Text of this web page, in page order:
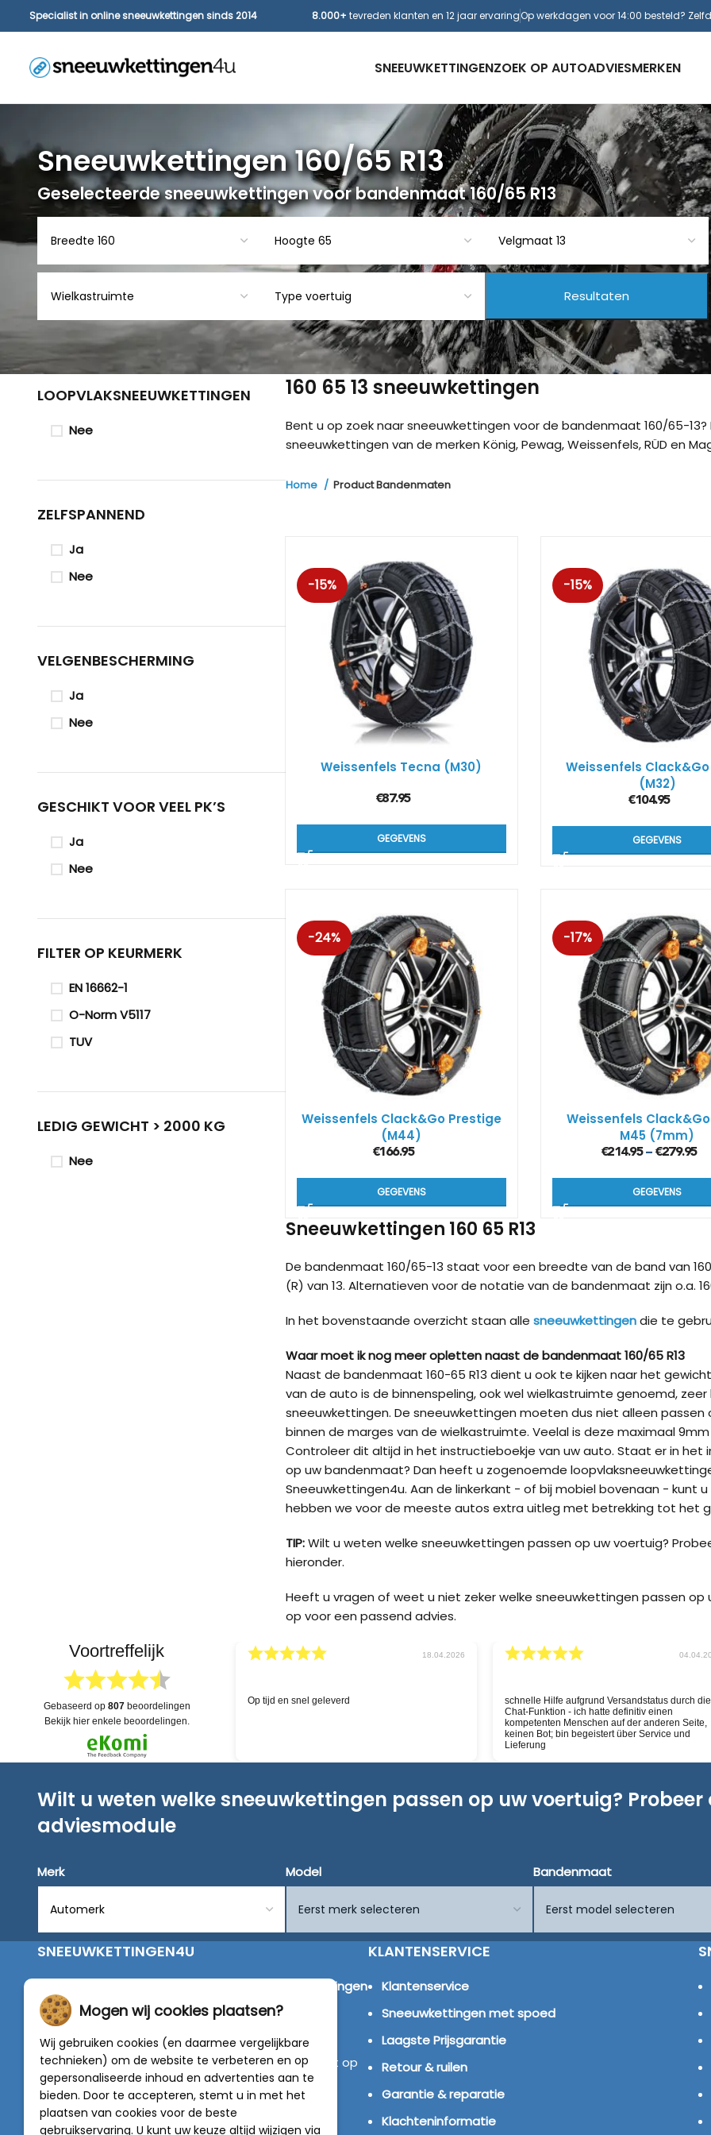
Specialist in online sneeuwkettingen sinds 2014 8.000+ tevreden klanten en 12 jaar ervaringOp werkdagen voor 14:00 besteld?
SNEEUWKETTINGENZOEK OP AUTOADVIESMERKEN
Sneeuwkettingen 160/65 R13
Geselecteerde sneeuwkettingen voor bandenmaat 160/65 R13
160 65 13 sneeuwkettingen
Bent u op zoek naar sneeuwkettingen voor de bandenmaat 160/65-
sneeuwkettingen van de merken König, Pewag, Weissenfels, RÜD en
Home Product Bandenmaten
-15%
Weissenfels Tecna (M30)
€87.95
GEGEVENS
-15%
Weissenfels
(M32)
€104.95
GEGEVENS
-24%
Weissenfels Clack&Go Prestige
(M44)
€166.95
GEGEVENS
-17%
Weissenfels
M45 (7mm)
€214.95–€279.95
GEGEVENS
Sneeuwkettingen 160 65 R13
De bandenmaat 160/65-13 staat voor een breedte van de band van
(R) van 13. Alternatieven voor de notatie van de bandenmaat zijn o.a. 160/
In het bovenstaande overzicht staan alle sneeuwkettingendie te
Waar moet ik nog meer opletten naast de bandenmaat 160/65 R13
Naast de bandenmaat 160-65 R13 dient u ook te kijken naar het
van de auto is de binnenspeling, ook wel wielkastruimte genoemd,
sneeuwkettingen. De sneeuwkettingen moeten dus niet alleen
binnen de marges van de wielkastruimte. Veelal is deze maximaal
Controleer dit altijd in het instructieboekje van uw auto. Staat er in het
op uw bandenmaat? Dan heeft u zogenoemde
Sneeuwkettingen4u. Aan de linkerkant - of bij mobiel bovenaan - kunt
hebben we voor de meeste autos extra uitleg met betrekking tot het
TIP:Wilt u weten welke sneeuwkettingen passen op uw voertuig?
hieronder.
Heeft u vragen of weet u niet zeker welke sneeuwkettingen passen
op voor een passend advies.
LOOPVLAKSNEEUWKETTINGEN
Nee
ZELFSPANNEND
Ja
Nee
VELGENBESCHERMING
Ja
Nee
GESCHIKT VOOR VEEL PK’S
Ja
Nee
FILTER OP KEURMERK
EN 16662-1
O-Norm V5117
TUV
LEDIG GEWICHT > 2000 KG
Nee
Voortreffelijk
gebaseerd op 807beoordelingen
bekijk hier enkele beoordelingen.
hulp!
30.03.2026
Uitgebreide voorraad en snelle service, nu hopen
Goeie website, snelle service
Wilt u weten welke sneeuwkettingen passen op uw voertuig?
adviesmodule
Merk Model Bandenmaat
SNEEUWKETTINGEN4U
sneeuwkettingen
van alleen de beste merken zoals Pewag, König,
Weissenfels, Maggi en RÜD.
Vragen of graag persoonlijk advies? Neem contact op
met onze experts :0318 - 250030
4.5 van 5
van788 beoordelingen
KLANTENSERVICE
Klantenservice
Sneeuwkettingen met spoed
Laagste Prijsgarantie
Retour & ruilen
Garantie & reparatie
Klachteninformatie
Mogen wij cookies plaatsen?
Wij gebruiken cookies (en daarmee vergelijkbare
technieken) om de website te verbeteren en op
gepersonaliseerde inhoud en advertenties aan te
bieden. Door te accepteren, stemt u in met het
plaatsen van cookies voor de beste
gebruikservaring. U kunt uw keuze altijd wijzigen via